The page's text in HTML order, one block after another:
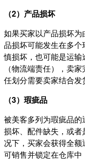
（2）产品损坏
如果买家以产品损坏
品损坏可能发生在多
慎损坏，也可能是运
（物流端责任），卖
任划分需要卖家结合发
（3）瑕疵品
被美客多列为瑕疵品
损坏、配件缺失，或
况下，买家会获得全
可销售并锁定在仓库中